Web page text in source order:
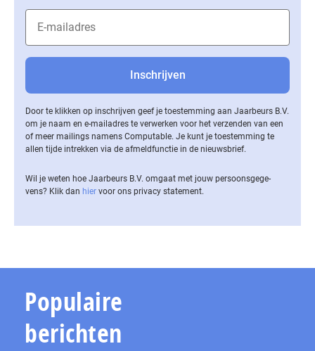
Door te klikken op inschrijven geef je toestemming aan Jaarbeurs B.V.
om je naam en e-mailadres te verwerken voor het verzenden van een
of meer mailings namens Computable. Je kunt je toestemming te
allen tijde intrekken via de af­meld­func­tie in de nieuwsbrief.
Wil je weten hoe Jaarbeurs B.V. omgaat met jouw per­soons­ge­ge­
vens? Klik dan hier voor ons privacy statement.
Populaire
berichten